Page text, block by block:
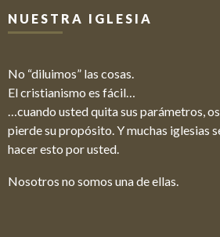
NUESTRA IGLESIA
No “diluimos” las cosas.
El cristianismo es fácil…
…cuando usted quita sus parámetros,
pierde su propósito. Y muchas iglesias
hacer esto por usted.
Nosotros no somos una de ellas.